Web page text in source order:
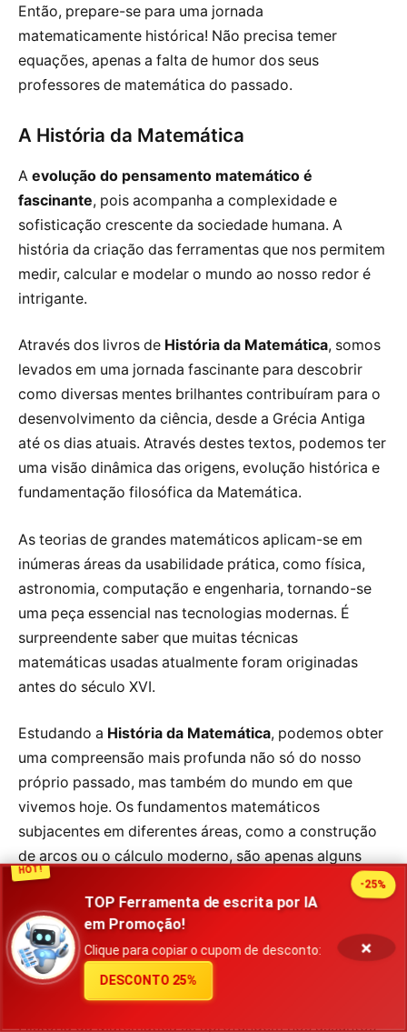
Então, prepare-se para uma jornada
matematicamente histórica! Não precisa temer
equações, apenas a falta de humor dos seus
professores de matemática do passado.
A História da Matemática
A evolução do pensamento matemático é
fascinante, pois acompanha a complexidade e
sofisticação crescente da sociedade humana. A
história da criação das ferramentas que nos permitem
medir, calcular e modelar o mundo ao nosso redor é
intrigante.
Através dos livros de História da Matemática, somos
levados em uma jornada fascinante para descobrir
como diversas mentes brilhantes contribuíram para o
desenvolvimento da ciência, desde a Grécia Antiga
até os dias atuais. Através destes textos, podemos ter
uma visão dinâmica das origens, evolução histórica e
fundamentação filosófica da Matemática.
As teorias de grandes matemáticos aplicam-se em
inúmeras áreas da usabilidade prática, como física,
astronomia, computação e engenharia, tornando-se
uma peça essencial nas tecnologias modernas. É
surpreendente saber que muitas técnicas
matemáticas usadas atualmente foram originadas
antes do século XVI.
Estudando a História da Matemática, podemos obter
uma compreensão mais profunda não só do nosso
próprio passado, mas também do mundo em que
vivemos hoje. Os fundamentos matemáticos
subjacentes em diferentes áreas, como a construção
de arcos ou o cálculo moderno, são apenas alguns
exemplos.
Infelizmente, os livros didáticos de Matemática no
Brasil negligenciam a evolução histórica da disciplina,
fornecendo aos alunos um entendimento limitado. É
importante que os interessados em conhecer a
História da Matemática se aprofundem nos assuntos
HOT!
TOP Ferramenta de escrita por IA
em Promoção!
Clique para copiar o cupom de desconto:
DESCONTO 25%
-25%
×